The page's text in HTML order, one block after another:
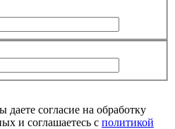
согласие на обработку
и соглашаетесь с политикой